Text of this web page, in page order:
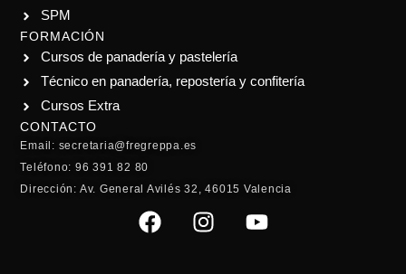
SPM
FORMACIÓN
Cursos de panadería y pastelería
Técnico en panadería, repostería y confitería
Cursos Extra
CONTACTO
Email: secretaria@fregreppa.es
Teléfono: 96 391 82 80
Dirección: Av. General Avilés 32, 46015 Valencia
F
a
I
n
Y
o